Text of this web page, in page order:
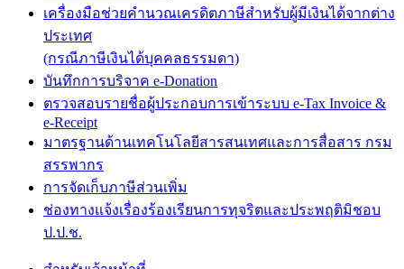
เครื่องมือช่วยคำนวณเครดิตภาษีสำหรับผู้มีเงินได้จากต่าง
ประเทศ
(กรณีภาษีเงินได้บุคคลธรรมดา)
บันทึกการบริจาค e-Donation
ตรวจสอบรายชื่อผู้ประกอบการเข้าระบบ e-Tax Invoice &
e-Receipt
มาตรฐานด้านเทคโนโลยีสารสนเทศและการสื่อสาร กรม
สรรพากร
การจัดเก็บภาษีส่วนเพิ่ม
ช่องทางแจ้งเรื่องร้องเรียนการทุจริตและประพฤติมิชอบ
ป.ป.ช.